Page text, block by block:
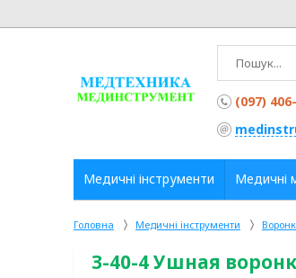
Головна Медичні інструменти
З-40-4 Ушная
(097)
Медичні інструменти Медичні